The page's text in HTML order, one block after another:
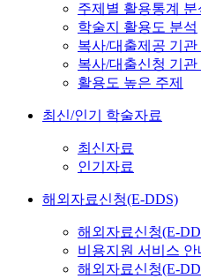
주제별 활용통계 분
학술지 활용도 분석
복사/대출제공 기관
복사/대출신청 기관
활용도 높은 주제
최신/인기 학술자료
최신자료
인기자료
해외자료신청(E-DDS)
해외자료신청(E-
비용지원 서비스 안
해외자료신청(E-